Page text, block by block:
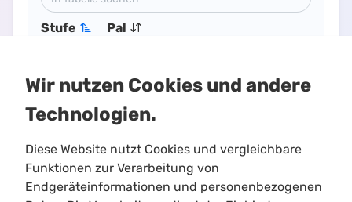
Stufe
Pal
22 Caprity Noct
Wir nutzen Cookies und andere
Technologien.
Diese Website nutzt Cookies und vergleichbare
Funktionen zur Verarbeitung von
Endgeräteinformationen und personenbezogenen